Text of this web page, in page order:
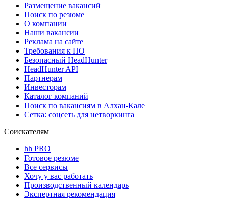
Размещение вакансий
Поиск по резюме
О компании
Наши вакансии
Реклама на сайте
Требования к ПО
Безопасный HeadHunter
HeadHunter API
Партнерам
Инвесторам
Каталог компаний
Поиск по вакансиям в Алхан-Кале
Сетка: соцсеть для нетворкинга
Соискателям
hh PRO
Готовое резюме
Все сервисы
Хочу у вас работать
Производственный календарь
Экспертная рекомендация